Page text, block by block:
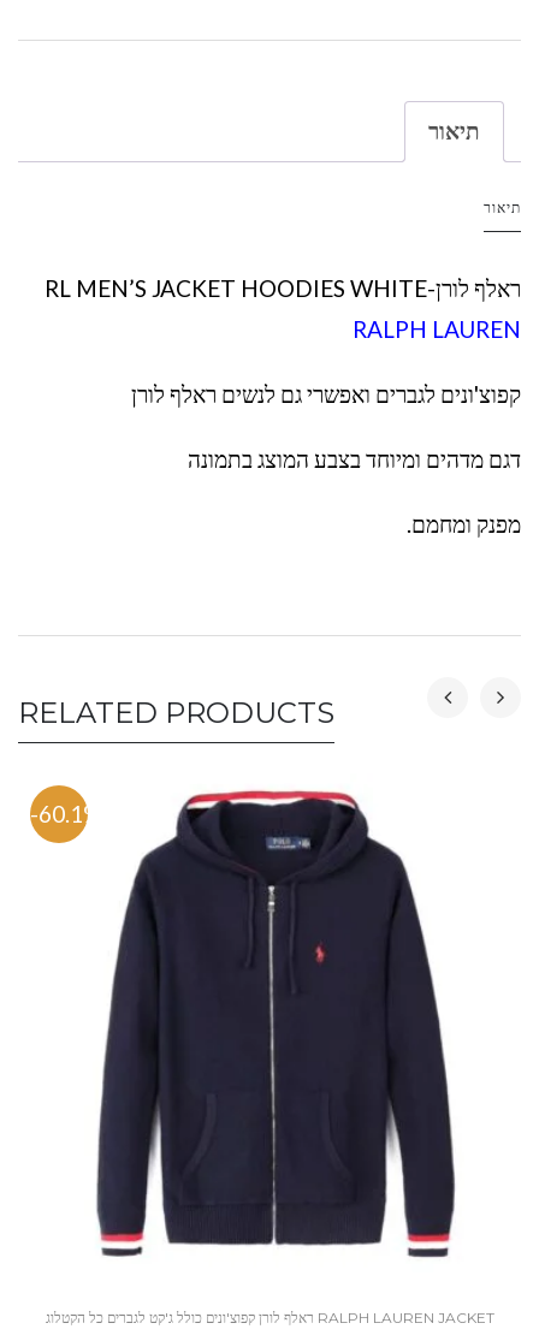
תיאור
תיאור
ראלף לורן-RL MEN’S JACKET HOODIES WHITE
RALPH LAUREN
קפוצ'ונים לגברים ואפשרי גם לנשים ראלף לורן
דגם מדהים ומיוחד בצבע המוצג בתמונה
מפנק ומחמם.
RELATED PRODUCTS
-60.1%
ראלף לורן קפוצ'ונים כולל ג'קט לגברים כל הקטלוג RALPH LAUREN JACKET